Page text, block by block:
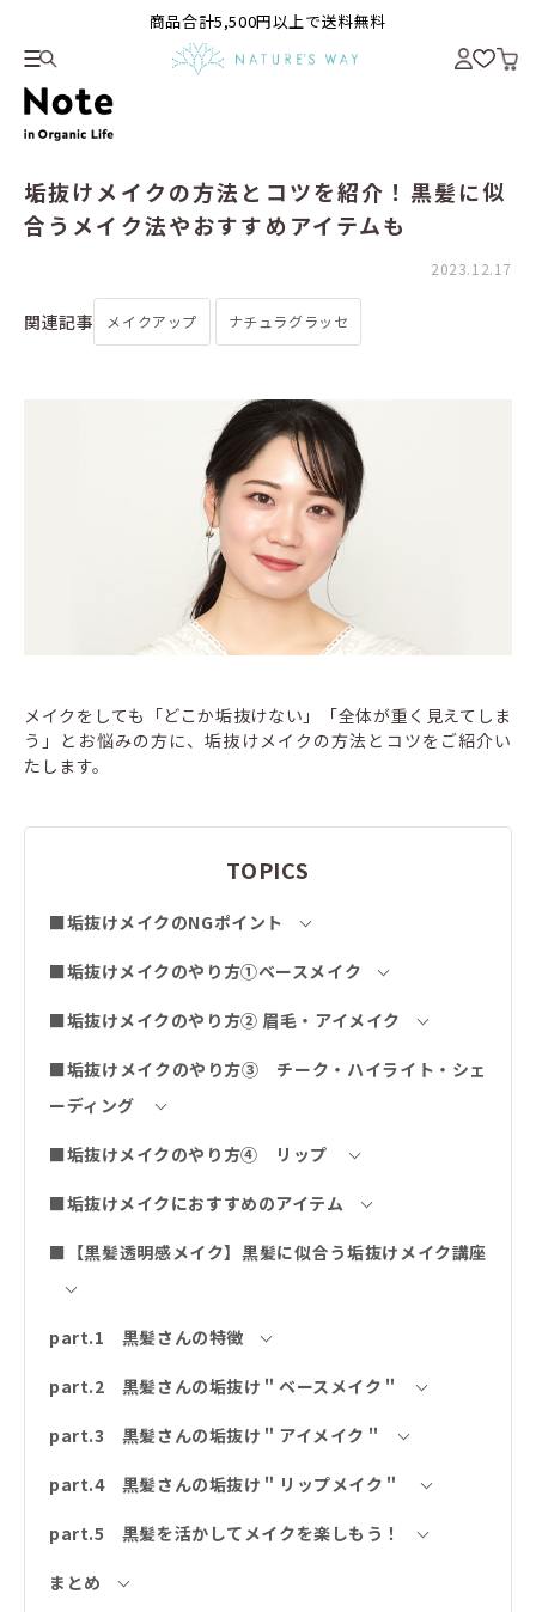
商品合計5,500円以上で送料無料
垢抜けメイクの方法とコツを紹介！黒髪に似
合うメイク法やおすすめアイテムも
2023.12.17
関連記事 メイクアップ ナチュラグラッセ
メイクをしても「どこか垢抜けない」「全体が重く見えてしま
う」とお悩みの方に、垢抜けメイクの方法とコツをご紹介い
たします。
TOPICS
■垢抜けメイクのNGポイント
■垢抜けメイクのやり方①ベースメイク
■垢抜けメイクのやり方② 眉毛・アイメイク
■垢抜けメイクのやり方③ チーク・ハイライト・シェ
ーディング
■垢抜けメイクのやり方④ リップ
■垢抜けメイクにおすすめのアイテム
■【黒髪透明感メイク】黒髪に似合う垢抜けメイク講座
part.1 黒髪さんの特徴
part.2 黒髪さんの垢抜け＂ベースメイク＂
part.3 黒髪さんの垢抜け＂アイメイク＂
part.4 黒髪さんの垢抜け＂リップメイク＂
part.5 黒髪を活かしてメイクを楽しもう！
まとめ